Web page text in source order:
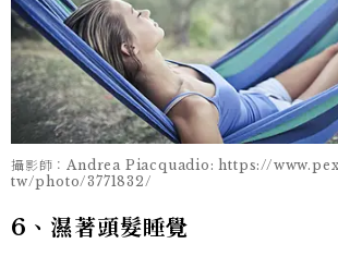
攝影師：Andrea Piacquadio: https://
tw/photo/3771832/
6、濕著頭髮睡覺